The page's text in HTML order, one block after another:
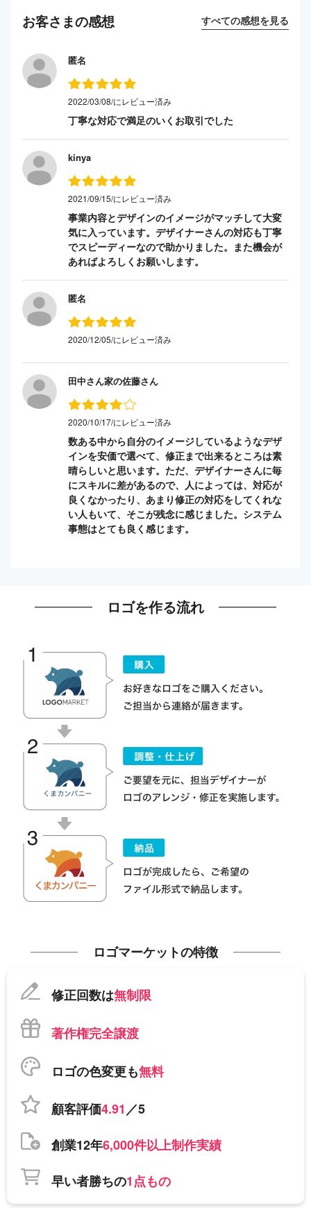
お客さまの感想 すべての感想を見る
匿名
2022/03/08/にレビュー済み
丁寧な対応で満足のいくお取引でした
kinya
2021/09/15/にレビュー済み
事業内容とデザインのイメージがマッチして大変
気に入っています。デザイナーさんの対応も丁寧
でスピーディーなので助かりました。また機会が
あればよろしくお願いします。
匿名
2020/12/05/にレビュー済み
田中さん家の佐藤さん
2020/10/17/にレビュー済み
数ある中から自分のイメージしているようなデザ
インを安価で選べて、修正まで出来るところは素
晴らしいと思います。ただ、デザイナーさんに毎
にスキルに差があるので、人によっては、対応が
良くなかったり、あまり修正の対応をしてくれな
い人もいて、そこが残念に感じました。システム
事態はとても良く感じます。
ロゴを作る流れ
ロゴマーケットの特徴
修正回数は無制限
著作権完全譲渡
ロゴの色変更も無料
顧客評価4.91／5
創業12年6,000件以上制作実績
早い者勝ちの1点もの